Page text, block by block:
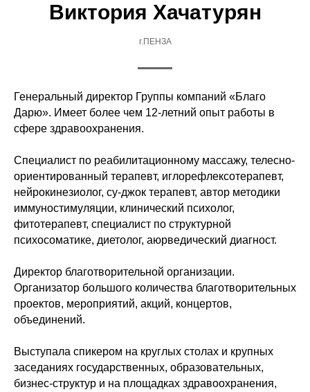
Виктория Хачатурян
г.ПЕНЗА
Генеральный директор Группы компаний «Благо
Дарю». Имеет более чем 12-летний опыт работы в
сфере здравоохранения.
Специалист по реабилитационному массажу, телесно-
ориентированный терапевт, иглорефлексотерапевт,
нейрокинезиолог, су-джок терапевт, автор методики
иммуностимуляции, клинический психолог,
фитотерапевт, специалист по структурной
психосоматике, диетолог, аюрведический диагност.
Директор благотворительной организации.
Организатор большого количества благотворительных
проектов, мероприятий, акций, концертов,
объединений.
Выступала спикером на круглых столах и крупных
заседаниях государственных, образовательных,
бизнес-структур и на площадках здравоохранения,